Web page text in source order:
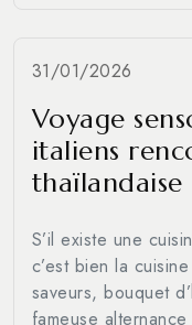
31/01/2026
Voyage
italiens
thaïlandaise
S’il existe une
c’est bien la
saveurs, bouquet
fameuse